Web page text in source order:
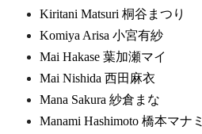
Kiritani Matsuri 桐谷まつり
Komiya Arisa 小宮有紗
Mai Hakase 葉加瀬マイ
Mai Nishida 西田麻衣
Mana Sakura 紗倉まな
Manami Hashimoto 橋本マナミ